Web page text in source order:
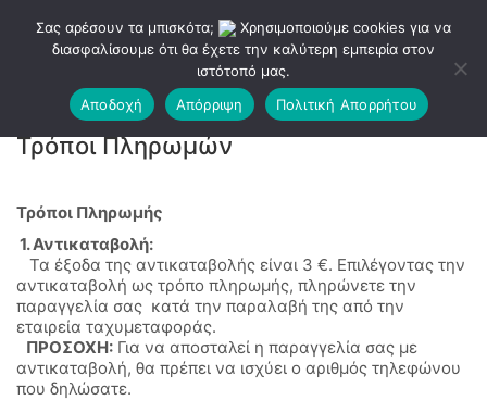
Τρόποι Πληρωμών
Τρόποι Πληρωμής
1. Αντικαταβολή:
Τα έξοδα της αντικαταβολής είναι 3 €. Επιλέγοντας την
αντικαταβολή ως τρόπο πληρωμής, πληρώνετε την
παραγγελία σας κατά την παραλαβή της από την
εταιρεία ταχυμεταφοράς.
ΠΡΟΣΟΧΗ: Για να αποσταλεί η παραγγελία σας με
αντικαταβολή, θα πρέπει να ισχύει ο αριθμός τηλεφώνου
που δηλώσατε.
Σας αρέσουν τα μπισκότα;
Χρησιμοποιούμε cookies για να
διασφαλίσουμε ότι θα έχετε την καλύτερη εμπειρία στον
ιστότοπό μας.
Αποδοχή
Απόρριψη Πολιτική Απορρήτου